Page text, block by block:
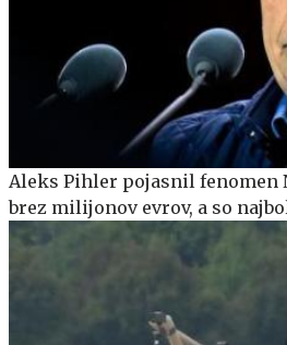
Aleks Pihler pojasnil fenomen
brez milijonov evrov, a so